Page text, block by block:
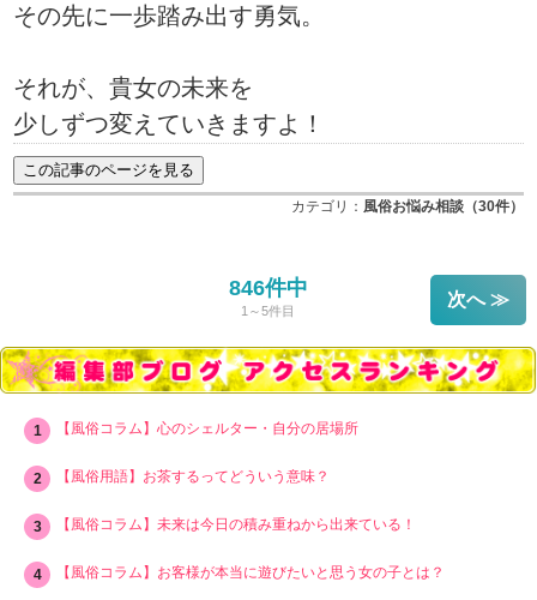
その先に一歩踏み出す勇気。
それが、貴女の未来を
少しずつ変えていきますよ！
カテゴリ： 風俗お悩み相談（30件）
846件中
1～5件目
次へ ≫
【風俗コラム】心のシェルター・自分の居場所
【風俗用語】お茶するってどういう意味？
【風俗コラム】未来は今日の積み重ねから出来ている！
【風俗コラム】お客様が本当に遊びたいと思う女の子とは？